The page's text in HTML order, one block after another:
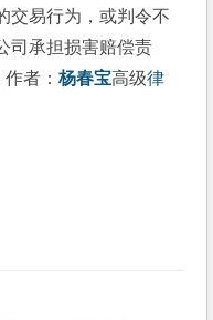
交易行为，或判令不
司承担损害赔偿责
作者：杨春宝高级律